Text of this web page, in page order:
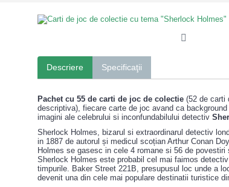
Descriere Specificaţii
Pachet cu 55 de carti de joc de colectie (52 de carti
descriptiva), fiecare carte de joc avand ca
imagini ale celebrului si inconfundabilului detectiv
Sherlock Holmes, bizarul si extraordinarul detectiv
in 1887 de autorul și medicul scoțian Arthur Conan
Holmes se gasesc in cele 4 romane si 56 de povestiri
Sherlock Holmes este probabil cel mai faimos
timpurile. Baker Street 221B, presupusul loc unde a
devenit una din cele mai populare destinatii turistice